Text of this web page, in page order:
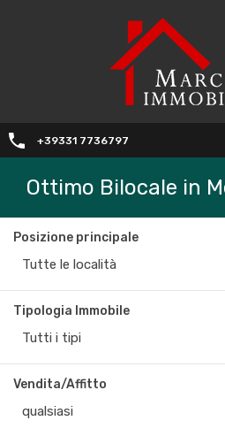
+39331 7736797
Ottimo Bilocale in
Posizione principale
Tutte le località
Tipologia Immobile
Tutti i tipi
Vendita/Affitto
qualsiasi